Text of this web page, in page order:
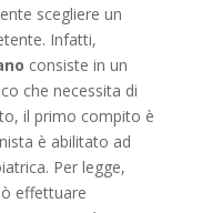
scegliere un
Infatti,
consiste in un
che necessita di
il primo compito è
è abilitato ad
Per legge,
effettuare